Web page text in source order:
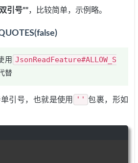
引号””，比较简单，示例略。
用 JsonReadFeature#ALLOW_S
替
引号，也就是使用 '' 包裹，形如